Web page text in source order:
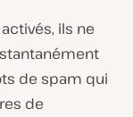
ils ne
de spam qui
de